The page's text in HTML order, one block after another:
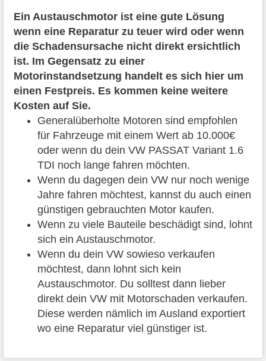
Ein Austauschmotor ist eine gute Lösung
wenn eine Reparatur zu teuer wird oder wenn
die Schadensursache nicht direkt ersichtlich
ist. Im Gegensatz zu einer
Motorinstandsetzung handelt es sich hier um
einen Festpreis. Es kommen keine weitere
Kosten auf Sie.
Generalüberholte Motoren sind empfohlen
für Fahrzeuge mit einem Wert ab 10.000€
oder wenn du dein VW PASSAT Variant 1.6
TDI noch lange fahren möchten.
Wenn du dagegen dein VW nur noch wenige
Jahre fahren möchtest, kannst du auch einen
günstigen gebrauchten Motor kaufen.
Wenn zu viele Bauteile beschädigt sind, lohnt
sich ein Austauschmotor.
Wenn du dein VW sowieso verkaufen
möchtest, dann lohnt sich kein
Austauschmotor. Du solltest dann lieber
direkt dein VW mit Motorschaden verkaufen.
Diese werden nämlich im Ausland exportiert
wo eine Reparatur viel günstiger ist.